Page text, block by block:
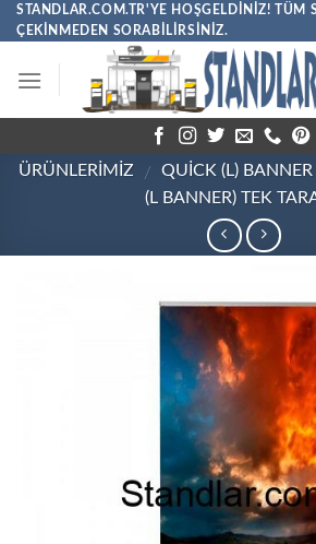
Skip
to
STANDLAR.COM.TR'YE HOŞGELDINIZ! TÜM
ÇEKINMEDEN SORABILIRSINIZ.
ÜRÜNLERİMİZ / QUICK (L) BANNER
(L BANNER) TEK